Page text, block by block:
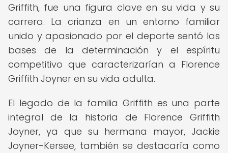
Griffith, fue una figura clave en su vida y su
carrera. La crianza en un entorno familiar
unido y apasionado por el deporte sentó las
bases de la determinación y el espíritu
competitivo que caracterizarían a Florence
Griffith Joyner en su vida adulta.
El legado de la familia Griffith es una parte
integral de la historia de Florence Griffith
Joyner, ya que su hermana mayor, Jackie
Joyner-Kersee, también se destacaría como